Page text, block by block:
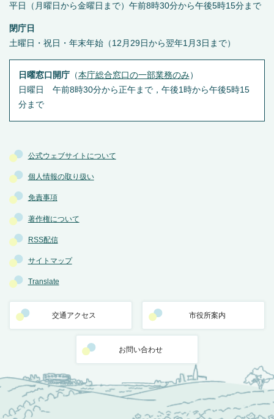
公式ウェブサイトについて
個人情報の取り扱い
免責事項
著作権について
RSS配信
サイトマップ
Translate
交通アクセス 市役所案内
お問い合わせ
平日（月曜日から金曜日まで）午前8時30分から午後5時15分まで
閉庁日
土曜日・祝日・年末年始（12月29日から翌年1月3日まで）
日曜窓口開庁（本庁総合窓口の一部業務のみ ）
日曜日 午前8時30分から正午まで，午後1時から午後5時15
分まで